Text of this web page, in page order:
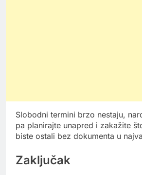
Slobodni termini brzo nestaju,
pa planirajte unapred i zakažite
biste ostali bez dokumenta u
Zaključak